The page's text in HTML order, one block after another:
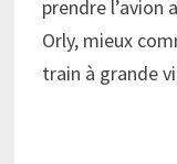
prendre l’avion
Orly, mieux
train à grande